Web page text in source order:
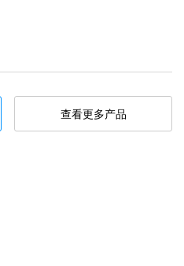
查看更多产品